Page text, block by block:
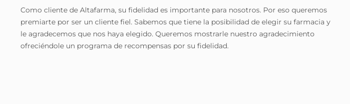
Como cliente de Altafarma, su fidelidad es importante para nosotros. Por eso queremos
premiarte por ser un cliente fiel. Sabemos que tiene la posibilidad de elegir su farmacia y
le agradecemos que nos haya elegido. Queremos mostrarle nuestro agradecimiento
ofreciéndole un programa de recompensas por su fidelidad.